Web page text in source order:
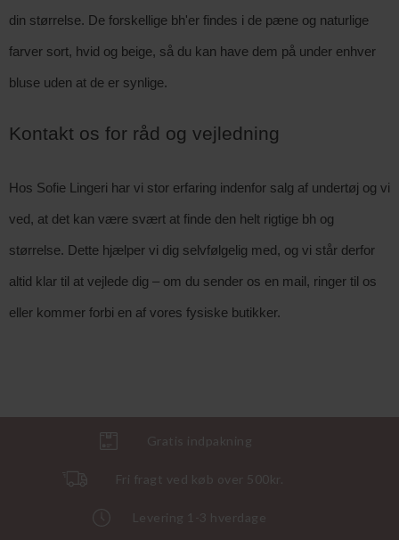
din størrelse. De forskellige bh'er findes i de pæne og naturlige
farver sort, hvid og beige, så du kan have dem på under enhver
bluse uden at de er synlige.
Kontakt os for råd og vejledning
Hos Sofie Lingeri har vi stor erfaring indenfor salg af undertøj og vi
ved, at det kan være svært at finde den helt rigtige bh og
størrelse. Dette hjælper vi dig selvfølgelig med, og vi står derfor
altid klar til at vejlede dig – om du sender os en mail, ringer til os
eller kommer forbi en af vores fysiske butikker.
Gratis indpakning
Fri fragt ved køb over 500kr.
Levering 1-3 hverdage